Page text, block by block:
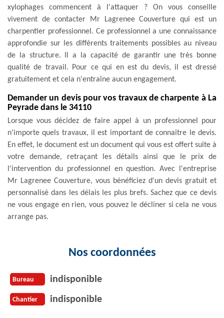
xylophages commencent à l'attaquer ? On vous conseille
vivement de contacter Mr Lagrenee Couverture qui est un
charpentier professionnel. Ce professionnel a une connaissance
approfondie sur les différents traitements possibles au niveau
de la structure. Il a la capacité de garantir une très bonne
qualité de travail. Pour ce qui en est du devis, il est dressé
gratuitement et cela n'entraîne aucun engagement.
Demander un devis pour vos travaux de charpente à La
Peyrade dans le 34110
Lorsque vous décidez de faire appel à un professionnel pour
n'importe quels travaux, il est important de connaitre le devis.
En effet, le document est un document qui vous est offert suite à
votre demande, retraçant les détails ainsi que le prix de
l'intervention du professionnel en question. Avec l'entreprise
Mr Lagrenee Couverture, vous bénéficiez d'un devis gratuit et
personnalisé dans les délais les plus brefs. Sachez que ce devis
ne vous engage en rien, vous pouvez le décliner si cela ne vous
arrange pas.
Nos coordonnées
Bureau indisponible
Chantier indisponible